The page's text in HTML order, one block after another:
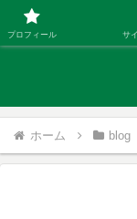
「ひとり
ホーム blog
プロフィール サ